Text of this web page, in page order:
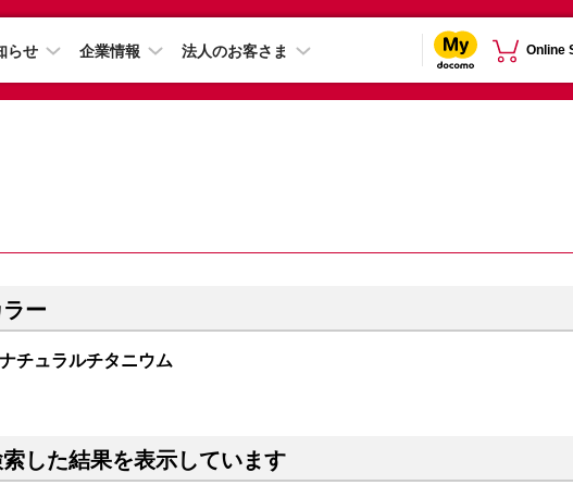
らせ 企業情報 法人のお客さま Online
ー
チュラルチタニウム
した結果を表示しています